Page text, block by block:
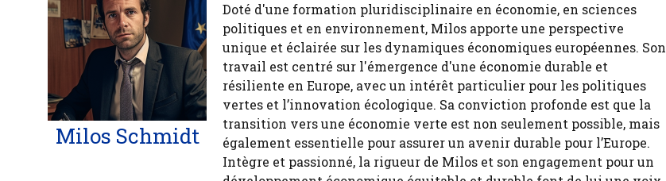
Milos Schmidt
Doté d'une formation pluridisciplinaire en économie, en sciences
politiques et en environnement, Milos apporte une perspective
unique et éclairée sur les dynamiques économiques européennes. Son
travail est centré sur l'émergence d'une économie durable et
résiliente en Europe, avec un intérêt particulier pour les politiques
vertes et l’innovation écologique. Sa conviction profonde est que la
transition vers une économie verte est non seulement possible, mais
également essentielle pour assurer un avenir durable pour l’Europe.
Intègre et passionné, la rigueur de Milos et son engagement pour un